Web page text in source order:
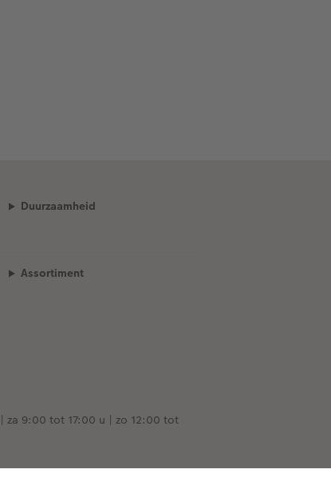
Duurzaamheid
Assortiment
9:00 tot 17:00 u | zo 12:00 tot